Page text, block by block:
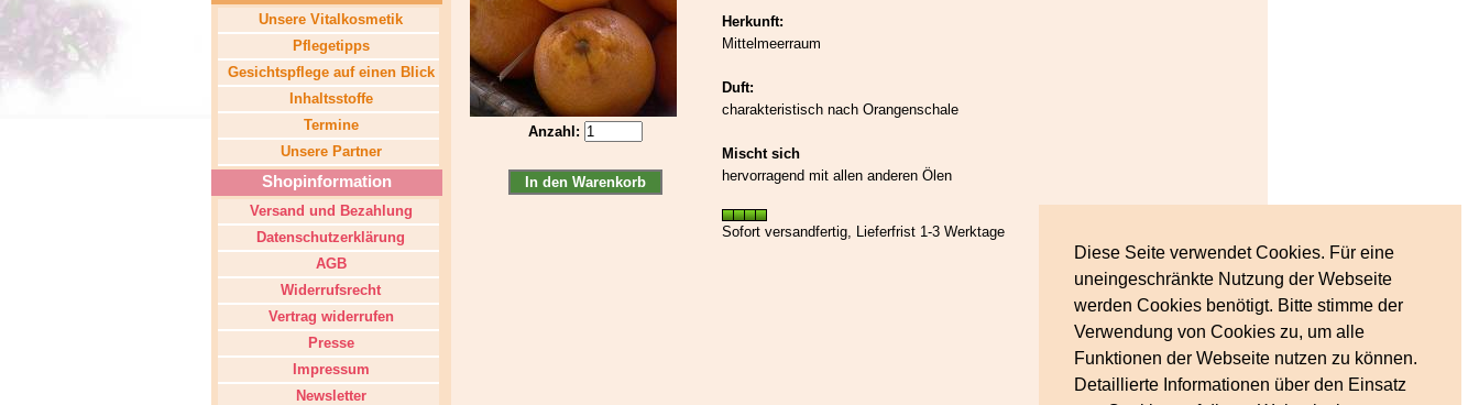
Diese Seite verwendet Cookies. Für eine
uneingeschränkte Nutzung der Webseite
werden Cookies benötigt. Bitte stimme der
Verwendung von Cookies zu, um alle
Funktionen der Webseite nutzen zu können.
Detaillierte Informationen über den Einsatz
Herkunft:
Mittelmeerraum
Duft:
charakteristisch nach Orangenschale
Mischt sich
hervorragend mit allen anderen Ölen
Sofort versandfertig, Lieferfrist 1-3 Werktage
Anzahl:
Unsere Vitalkosmetik
Pflegetipps
Gesichtspflege auf einen Blick
Inhaltsstoffe
Termine
Unsere Partner
Shopinformation
Versand und Bezahlung
Datenschutzerklärung
AGB
Widerrufsrecht
Vertrag widerrufen
Presse
Impressum
Newsletter